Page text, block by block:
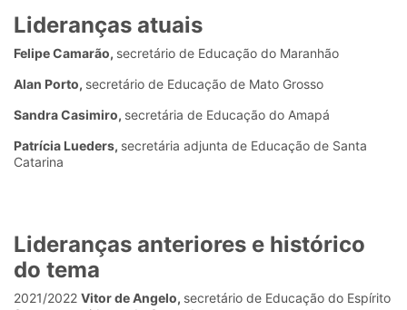
Lideranças atuais
Felipe Camarão, secretário de Educação do Maranhão
Alan Porto, secretário de Educação de Mato Grosso
Sandra Casimiro, secretária de Educação do Amapá
Patrícia Lueders, secretária adjunta de Educação de Santa
Catarina
Lideranças anteriores e histórico
do tema
2021/2022 Vitor de Angelo, secretário de Educação do Espírito